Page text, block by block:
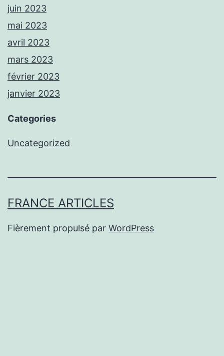
juin 2023
mai 2023
avril 2023
mars 2023
février 2023
janvier 2023
Categories
Uncategorized
FRANCE ARTICLES
Fièrement propulsé par WordPress